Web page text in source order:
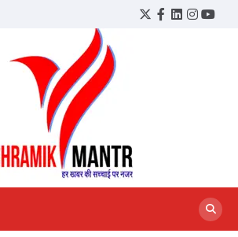
Twitter
Facebook
LinkedIn